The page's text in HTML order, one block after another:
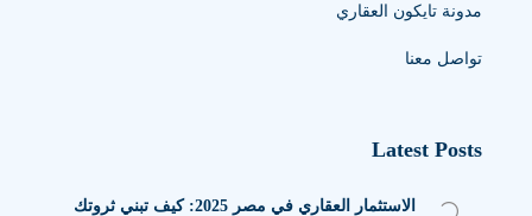
مدونة تايكون العقاري
تواصل معنا
Latest Posts
الاستثمار العقاري في مصر 2025: كيف تبني ثروتك